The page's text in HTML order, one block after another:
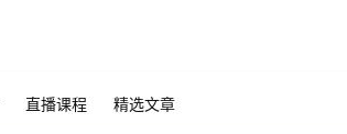
直播课程 精选文章